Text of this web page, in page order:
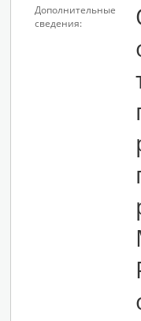
Дополнительные
сведения: